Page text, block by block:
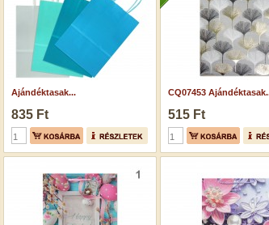
Ajándéktasak...
835 Ft
CQ07453
515 Ft